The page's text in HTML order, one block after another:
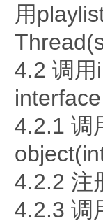
用
4.2 调
4.2.1 调
4.2.2 注
4.2.3 调